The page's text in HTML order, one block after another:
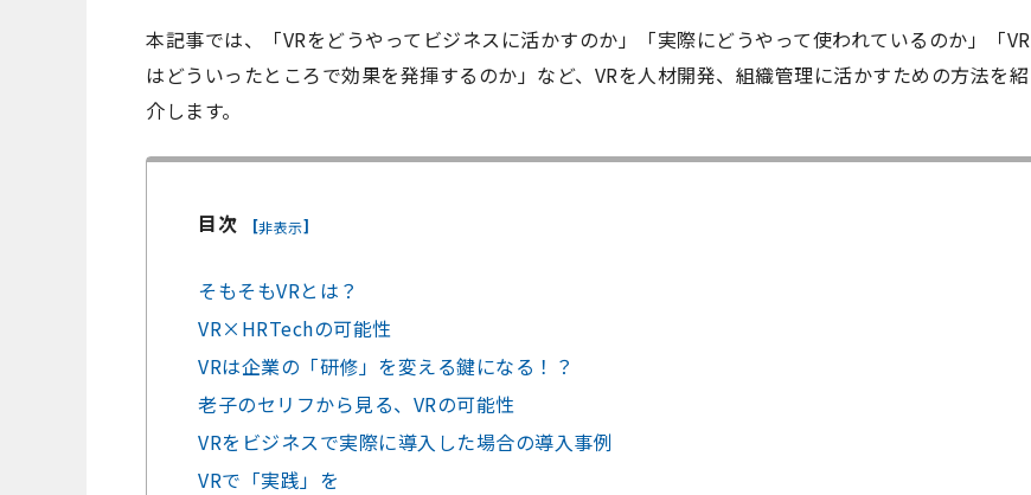
本記事では、「VRをどうやってビジネスに活かすのか」「実際にどうやって使われているのか」「VR
はどういったところで効果を発揮するのか」など、VRを人材開発、組織管理に活かすための方法を紹
介します。
目次 [非表示]
そもそもVRとは？
VR×HRTechの可能性
VRは企業の「研修」を変える鍵になる！？
老子のセリフから見る、VRの可能性
VRをビジネスで実際に導入した場合の導入事例
VRで「実践」を